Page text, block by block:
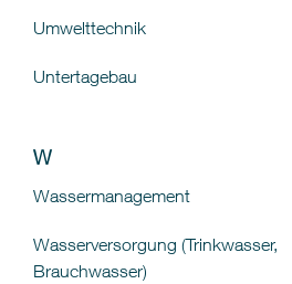
Umwelttechnik
Untertagebau
W
Wassermanagement
Wasserversorgung (Trinkwasser,
Brauchwasser)